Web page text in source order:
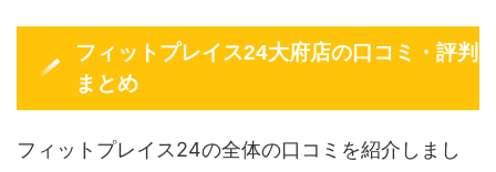
フィットプレイス24大府店の口コミ・評判
まとめ
フィットプレイス24の全体の口コミを紹介しまし